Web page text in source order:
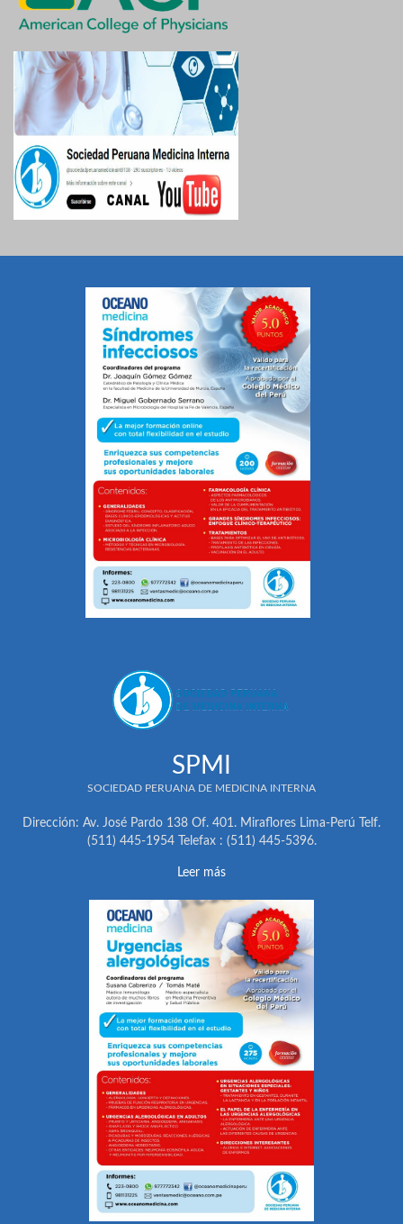
SPMI
SOCIEDAD PERUANA DE MEDICINA INTERNA
Dirección: Av. José Pardo 138 Of. 401. Miraflores Lima-Perú Telf.
(511) 445-1954 Telefax : (511) 445-5396.
Leer más